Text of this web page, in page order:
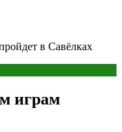
в Савёлках
играм